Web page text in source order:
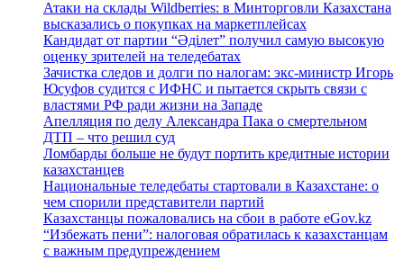
Атаки на склады Wildberries: в Минторговли Казахстана
высказались о покупках на маркетплейсах
Кандидат от партии “Әділет” получил самую высокую
оценку зрителей на теледебатах
Зачистка следов и долги по налогам: экс-министр Игорь
Юсуфов судится с ИФНС и пытается скрыть связи с
властями РФ ради жизни на Западе
Апелляция по делу Александра Пака о смертельном
ДТП – что решил суд
Ломбарды больше не будут портить кредитные истории
казахстанцев
Национальные теледебаты стартовали в Казахстане: о
чем спорили представители партий
Казахстанцы пожаловались на сбои в работе eGov.kz
“Избежать пени”: налоговая обратилась к казахстанцам
с важным предупреждением